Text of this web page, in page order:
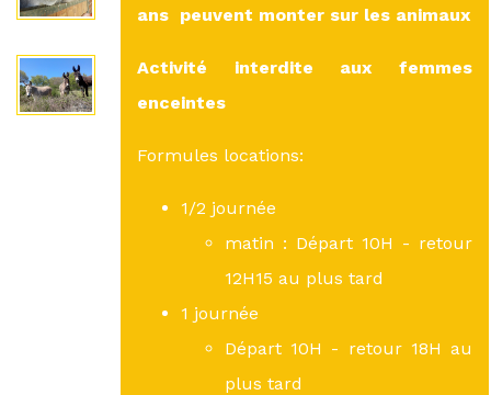
ans peuvent monter sur les animaux
Activité interdite aux femmes
enceintes
Formules locations:
1/2 journée
matin : Départ 10H - retour
12H15 au plus tard
1 journée
Départ 10H - retour 18H au
plus tard